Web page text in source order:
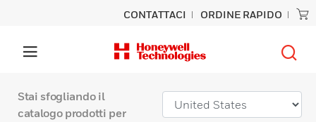
CONTATTACI ORDINE RAPIDO
Stai sfogliando il
catalogo prodotti per